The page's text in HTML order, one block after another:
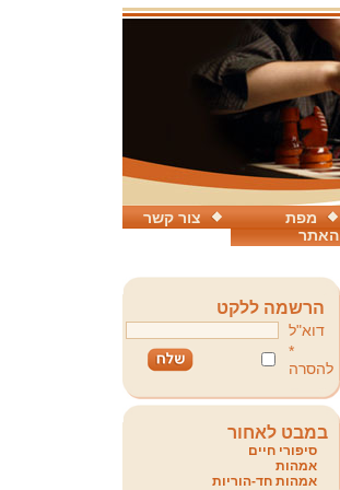
צור קשר
מפת
האתר
הרשמה ללקט
דוא"ל
*
להסרה
במבט לאחור
סיפורי חיים
אמהות
אמהות חד-הוריות